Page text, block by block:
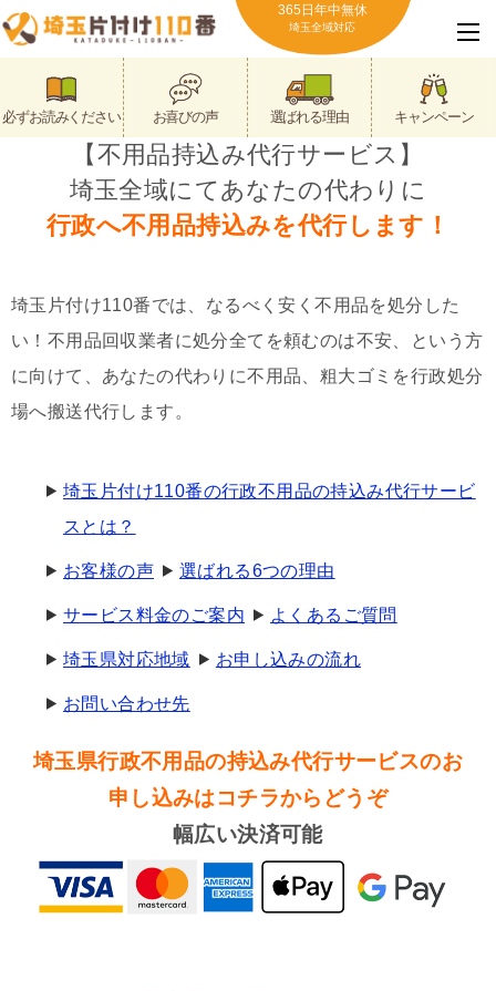
365日年中無休
埼玉全域対応
必ずお読みください お喜びの声 選ばれる理由 キャンペーン
【不用品持込み代行サービス】
埼玉全域にてあなたの代わりに
行政へ不用品持込みを代行します！
埼玉片付け110番では、なるべく安く不用品を処分した
い！不用品回収業者に処分全てを頼むのは不安、という方
に向けて、あなたの代わりに不用品、粗大ゴミを行政処分
場へ搬送代行します。
埼玉片付け110番の行政不用品の持込み代行サービ
スとは？
お客様の声 選ばれる6つの理由
サービス料金のご案内 よくあるご質問
埼玉県対応地域 お申し込みの流れ
お問い合わせ先
埼玉県行政不用品の持込み代行サービスのお
申し込みはコチラからどうぞ
幅広い決済可能